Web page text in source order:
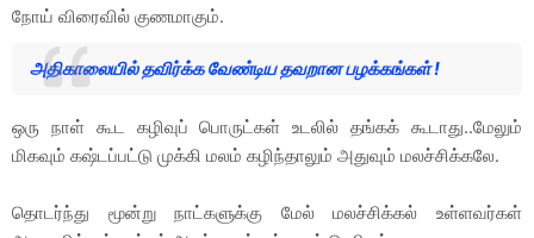
நோய் விரைவில் குணமாகும்.
அதிகாலையில் தவிர்க்க வேண்டிய தவறான பழக்கங்கள் !
ஒரு நாள் கூட கழிவுப் பொருட்கள் உடலில் தங்கக் கூடாது..மேலும்
மிகவும் கஷ்டப்பட்டு முக்கி மலம் கழிந்தாலும் அதுவும் மலச்சிக்கலே.
தொடர்ந்து மூன்று நாட்களுக்கு மேல் மலச்சிக்கல் உள்ளவர்கள்